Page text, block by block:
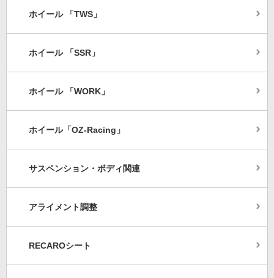
ホイール 「TWS」
ホイール 「SSR」
ホイール 「WORK」
ホイール「OZ-Racing」
サスペンション・ボディ関連
アライメント調整
RECAROシート